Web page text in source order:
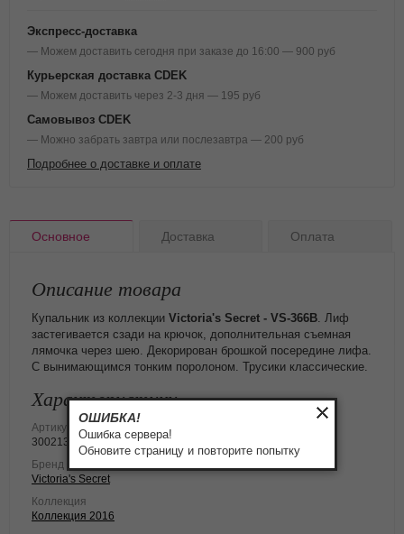
Экспресс-доставка
— Можем доставить сегодня при заказе до 16:00 — 900 руб
Курьерская доставка CDEK
— Можем доставить через 2-3 дня — 195 руб
Самовывоз CDEK
— Можно забрать завтра или послезавтра — 200 руб
Подробнее о доставке и оплате
Основное Доставка Оплата
Описание товара
Купальник из коллекции Victoria's Secret - VS-366В. Лиф
застегивается сзади на крючок, дополнительная съемная
лямочка через шею. Декорирован брошкой посередине лифа.
С вынимающимся тонким поролоном. Трусики классические.
Характеристики
Артикул
3002138
Бренд
Victoria's Secret
Коллекция
Коллекция 2016
ОШИБКА!
Ошибка сервера!
Обновите страницу и повторите попытку